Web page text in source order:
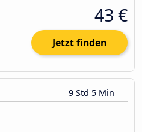
43 €
Jetzt finden
9 Std 5 Min